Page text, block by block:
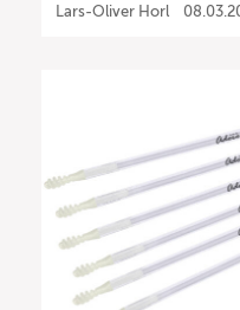
Lars-Oliver Horl